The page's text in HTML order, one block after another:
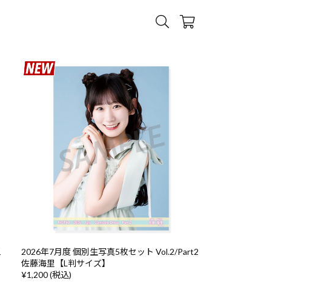
2026年7月度 個別生写真5枚セット Vol.2/Part2
佐藤海里【L判サイズ】
¥1,200 (税込)